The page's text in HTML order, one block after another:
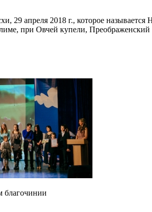
29 апреля 2018 г., которое
при Овчей купели,
благочинии